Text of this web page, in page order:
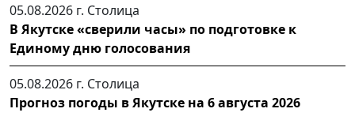
05.08.2026 г. Столица
В Якутске «сверили часы» по подготовке к
Единому дню голосования
05.08.2026 г. Столица
Прогноз погоды в Якутске на 6 августа 2026